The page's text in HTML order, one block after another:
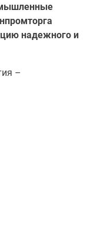
надежного и
–